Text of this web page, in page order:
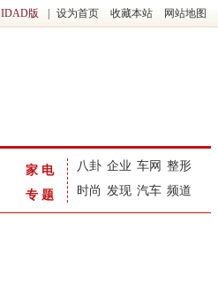
IDAD版 设为首页 收藏本站 网站地图
家电
专题
八卦 企业 车网 整形
时尚 发现 汽车 频道